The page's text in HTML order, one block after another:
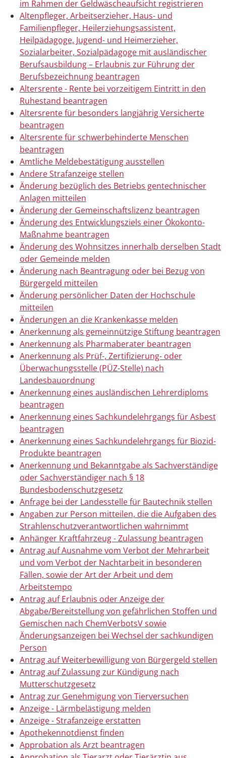
im Rahmen der Geldwäscheaufsicht registrieren
Altenpfleger, Arbeitserzieher, Haus- und
Familienpfleger, Heilerziehungsassistent,
Heilpädagoge, Jugend- und Heimerzieher,
Sozialarbeiter, Sozialpädagoge mit ausländischer
Berufsausbildung – Erlaubnis zur Führung der
Berufsbezeichnung beantragen
Altersrente - Rente bei vorzeitigem Eintritt in den
Ruhestand beantragen
Altersrente für besonders langjährig Versicherte
beantragen
Altersrente für schwerbehinderte Menschen
beantragen
Amtliche Meldebestätigung ausstellen
Andere Strafanzeige stellen
Änderung bezüglich des Betriebs gentechnischer
Anlagen mitteilen
Änderung der Gemeinschaftslizenz beantragen
Änderung des Entwicklungsziels einer Ökokonto-
Maßnahme beantragen
Änderung des Wohnsitzes innerhalb derselben Stadt
oder Gemeinde melden
Änderung nach Beantragung oder bei Bezug von
Bürgergeld mitteilen
Änderung persönlicher Daten der Hochschule
mitteilen
Änderungen an die Krankenkasse melden
Anerkennung als gemeinnützige Stiftung beantragen
Anerkennung als Pharmaberater beantragen
Anerkennung als Prüf-, Zertifizierung- oder
Überwachungsstelle (PÜZ-Stelle) nach
Landesbauordnung
Anerkennung eines ausländischen Lehrerdiploms
beantragen
Anerkennung eines Sachkundelehrgangs für Asbest
beantragen
Anerkennung eines Sachkundelehrgangs für Biozid-
Produkte beantragen
Anerkennung und Bekanntgabe als Sachverständige
oder Sachverständiger nach § 18
Bundesbodenschutzgesetz
Anfrage bei der Landesstelle für Bautechnik stellen
Angaben zur Person mitteilen, die die Aufgaben des
Strahlenschutzverantwortlichen wahrnimmt
Anhänger Kraftfahrzeug - Zulassung beantragen
Antrag auf Ausnahme vom Verbot der Mehrarbeit
und vom Verbot der Nachtarbeit in besonderen
Fällen, sowie der Art der Arbeit und dem
Arbeitstempo
Antrag auf Erlaubnis oder Anzeige der
Abgabe/Bereitstellung von gefährlichen Stoffen und
Gemischen nach ChemVerbotsV sowie
Änderungsanzeigen bei Wechsel der sachkundigen
Person
Antrag auf Weiterbewilligung von Bürgergeld stellen
Antrag auf Zulassung zur Kündigung nach
Mutterschutzgesetz
Antrag zur Genehmigung von Tierversuchen
Anzeige - Lärmbelästigung melden
Anzeige - Strafanzeige erstatten
Apothekennotdienst finden
Approbation als Arzt beantragen